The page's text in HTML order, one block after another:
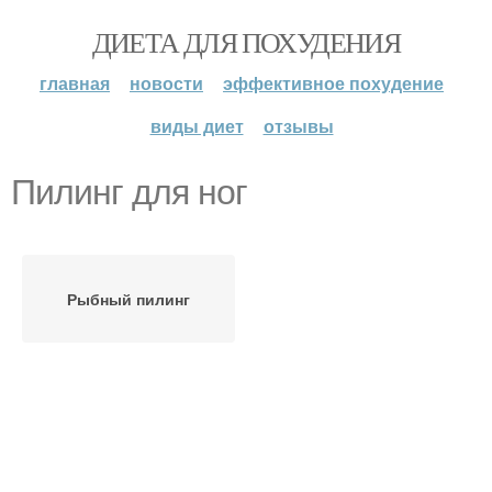
ДИЕТА ДЛЯ ПОХУДЕНИЯ
главная новости
эффективное похудение
виды диет
отзывы
Пилинг для ног
Рыбный пилинг